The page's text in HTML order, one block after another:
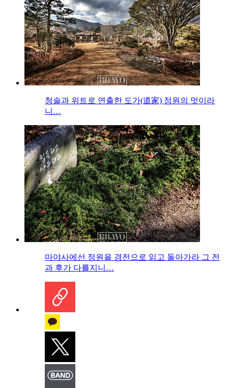
청솔과 위트로 연출한 도가(道家) 정원의 멋이라
니…
마야사에선 정원을 경전으로 읽고 돌아가라 그 전
과 후가 다를지니…